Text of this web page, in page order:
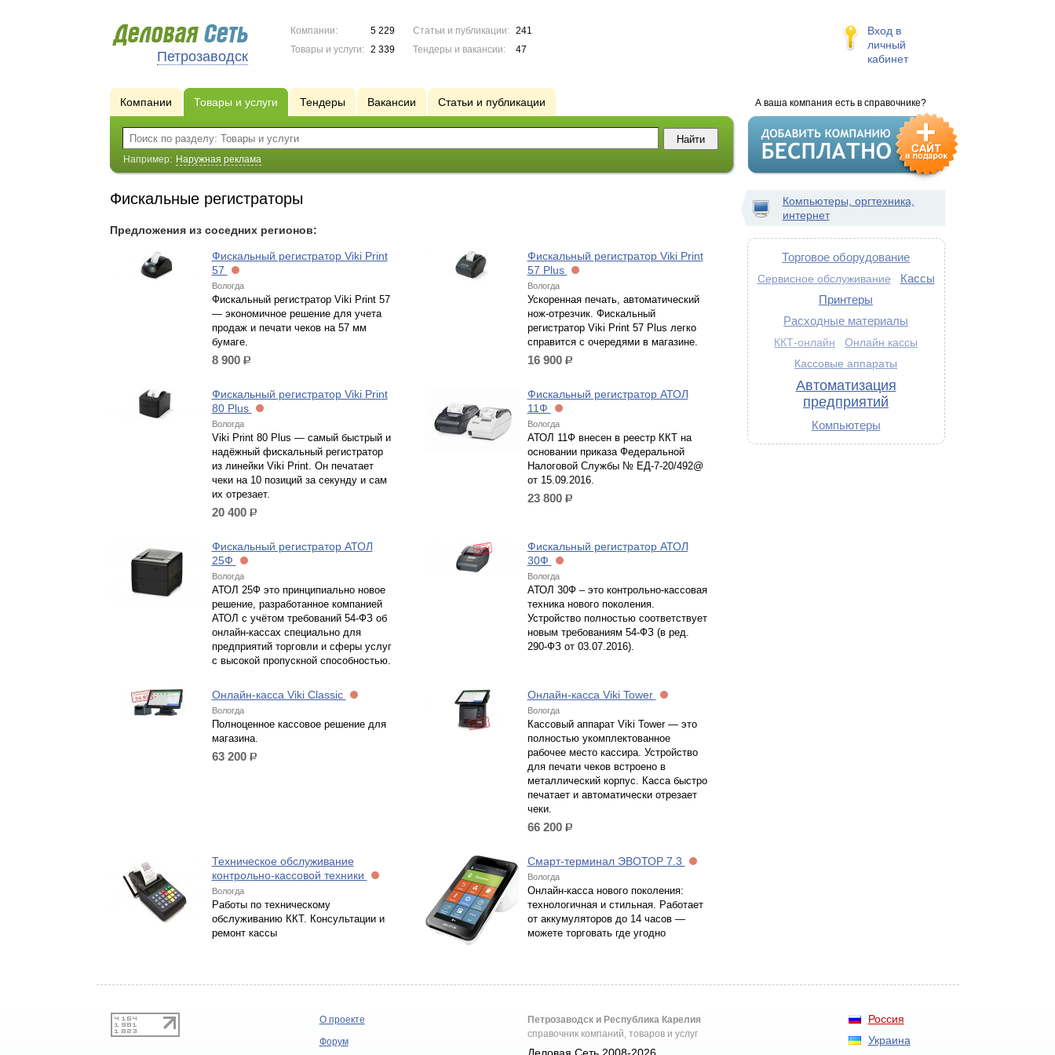
Петрозаводск
Компании:
5 229
Товары и услуги:
2 339
Статьи и публикации:
241
Тендеры и вакансии:
47
Вход в
личный
кабинет
А ваша компания есть в справочнике?
Компании Товары и услуги Тендеры Вакансии Статьи и публикации
Например: Наружная реклама
Фискальные регистраторы
Предложения из соседних регионов:
Фискальный регистратор Viki Print
57
Вологда
Фискальный регистратор Viki Print 57
— экономичное решение для учета
продаж и печати чеков на 57 мм
бумаге.
8 900 р.
Фискальный регистратор Viki Print
57 Plus
Вологда
Ускоренная печать, автоматический
нож-отрезчик. Фискальный
регистратор Viki Print 57 Plus легко
справится с очередями в магазине.
16 900 р.
Фискальный регистратор Viki Print
80 Plus
Вологда
Viki Print 80 Plus — самый быстрый и
надёжный фискальный регистратор
из линейки Viki Print. Он печатает
чеки на 10 позиций за секунду и сам
их отрезает.
20 400 р.
Фискальный регистратор АТОЛ
11Ф
Вологда
АТОЛ 11Ф внесен в реестр ККТ на
основании приказа Федеральной
Налоговой Службы № ЕД-7-20/492@
от 15.09.2016.
23 800 р.
Фискальный регистратор АТОЛ
25Ф
Вологда
АТОЛ 25Ф это принципиально новое
решение, разработанное компанией
АТОЛ с учётом требований 54-ФЗ об
онлайн-кассах специально для
предприятий торговли и сферы услуг
с высокой пропускной способностью.
Фискальный регистратор АТОЛ
30Ф
Вологда
АТОЛ 30Ф – это контрольно-кассовая
техника нового поколения.
Устройство полностью соответствует
новым требованиям 54-ФЗ (в ред.
290-ФЗ от 03.07.2016).
Онлайн-касса Viki Classic
Вологда
Полноценное кассовое решение для
магазина.
63 200 р.
Онлайн-касса Viki Tower
Вологда
Кассовый аппарат Viki Tower — это
полностью укомплектованное
рабочее место кассира. Устройство
для печати чеков встроено в
металлический корпус. Касса быстро
печатает и автоматически отрезает
чеки.
66 200 р.
Техническое обслуживание
контрольно-кассовой техники
Вологда
Работы по техническому
обслуживанию ККТ. Консультации и
ремонт кассы
Смарт-терминал ЭВОТОР 7.3
Вологда
Онлайн-касса нового поколения:
технологичная и стильная. Работает
от аккумуляторов до 14 часов —
можете торговать где угодно
Компьютеры, оргтехника,
интернет
Торговое оборудование
Сервисное обслуживание
Кассы
Принтеры
Расходные материалы
ККТ-онлайн
Онлайн кассы
Кассовые аппараты
Автоматизация
предприятий
Компьютеры
Россия
Украина
О проекте
Форум
Петрозаводск и Республика Карелия
справочник компаний, товаров и услуг